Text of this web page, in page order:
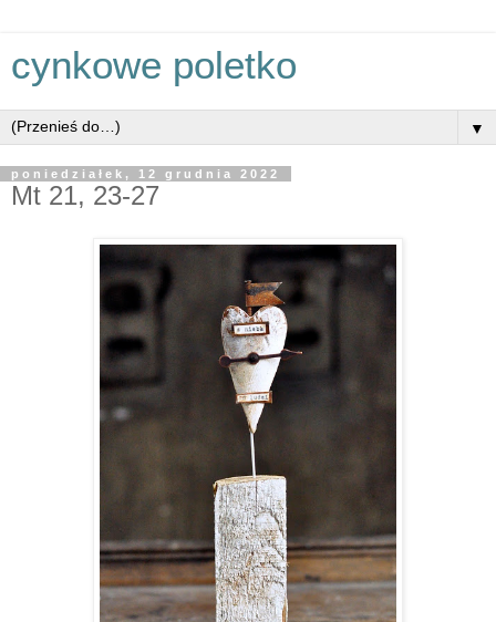
cynkowe poletko
▼
poniedziałek, 12 grudnia 2022
Mt 21, 23-27